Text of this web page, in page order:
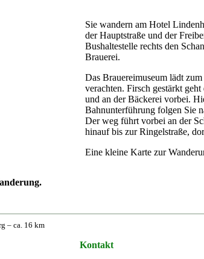
Sie wandern am Hotel
der Hauptstraße und der
Bushaltestelle rechts den
Brauerei.
Das Brauereimuseum lädt
verachten. Firsch gestärkt
und an der Bäckerei vorbei.
Bahnunterführung folgen Sie
Der weg führt vorbei an der
hinauf bis zur Ringelstraße,
Eine kleine Karte zur
– ca. 16 km
Kontakt